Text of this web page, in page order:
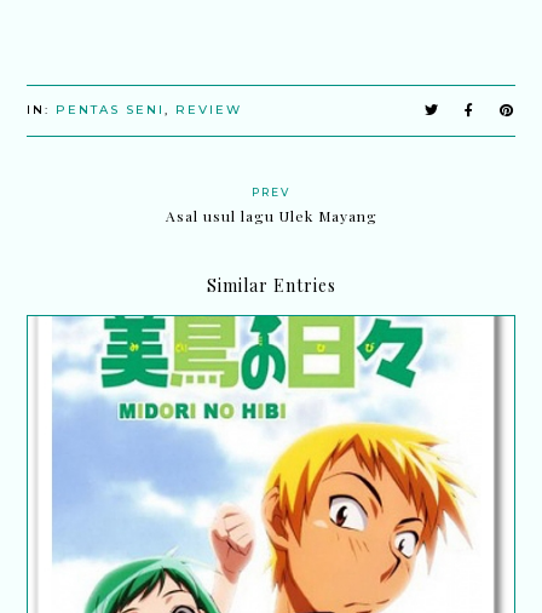
IN: PENTAS SENI REVIEW
PREV
Asal usul lagu Ulek Mayang
Similar Entries
Review : Midori No Hibi (2004)